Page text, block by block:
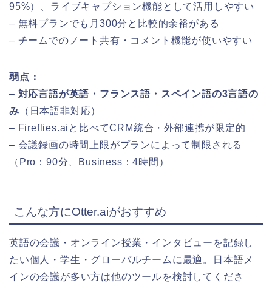
95%）、ライブキャプション機能として活用しやすい
– 無料プランでも月300分と比較的余裕がある
– チームでのノート共有・コメント機能が使いやすい
弱点：
– 対応言語が英語・フランス語・スペイン語の3言語の
み （日本語非対応）
– Fireflies.aiと比べてCRM統合・外部連携が限定的
– 会議録画の時間上限がプランによって制限される
（Pro：90分、Business：4時間）
こんな方にOtter.aiがおすすめ
英語の会議・オンライン授業・インタビューを記録し
たい個人・学生・グローバルチームに最適。日本語メ
インの会議が多い方は他のツールを検討してくださ